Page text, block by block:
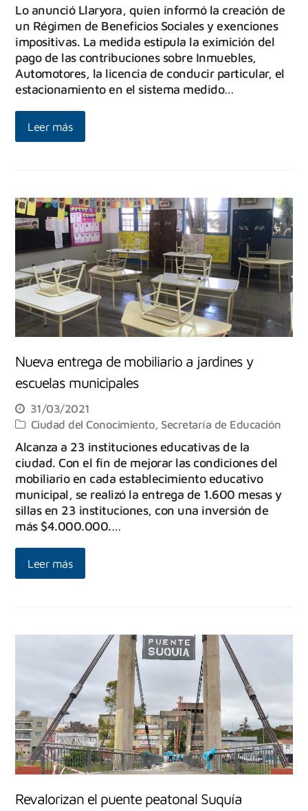
Lo anunció Llaryora, quien informó la creación de
un Régimen de Beneficios Sociales y exenciones
impositivas. La medida estipula la eximición del
pago de las contribuciones sobre Inmuebles,
Automotores, la licencia de conducir particular, el
estacionamiento en el sistema medido…
Leer más
Nueva entrega de mobiliario a jardines y
escuelas municipales
31/03/2021
Ciudad del Conocimiento Secretaría de Educación
Alcanza a 23 instituciones educativas de la
ciudad. Con el fin de mejorar las condiciones del
mobiliario en cada establecimiento educativo
municipal, se realizó la entrega de 1.600 mesas y
sillas en 23 instituciones, con una inversión de
más $4.000.000.…
Leer más
Revalorizan el puente peatonal Suquía